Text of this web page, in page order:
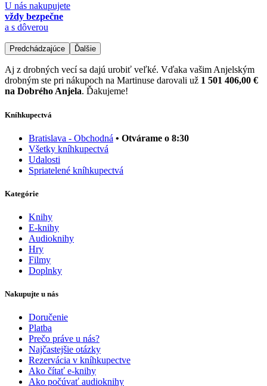
U nás nakupujete
vždy bezpečne
a s dôverou
Predchádzajúce Ďalšie
Aj z drobných vecí sa dajú urobiť veľké. Vďaka vašim Anjelským
drobným ste pri nákupoch na Martinuse darovali už 1 501 406,00 €
na Dobrého Anjela. Ďakujeme!
Kníhkupectvá
Bratislava - Obchodná • Otvárame o 8:30
Všetky kníhkupectvá
Udalosti
Spriatelené kníhkupectvá
Kategórie
Knihy
E-knihy
Audioknihy
Hry
Filmy
Doplnky
Nakupujte u nás
Doručenie
Platba
Prečo práve u nás?
Najčastejšie otázky
Rezervácia v kníhkupectve
Ako čítať e-knihy
Ako počúvať audioknihy